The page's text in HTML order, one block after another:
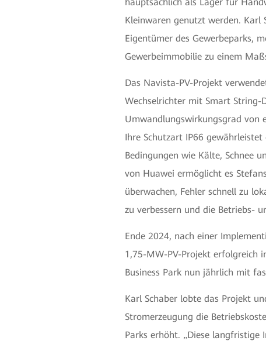
Kleinwaren genutzt werden. Karl
Eigentümer des Gewerbeparks,
Gewerbeimmobilie zu einem
Das Navista-PV-Projekt
Wechselrichter mit Smart String-
Umwandlungswirkungsgrad von
Ihre Schutzart IP66
Bedingungen wie Kälte, Schnee
von Huawei ermöglicht es
überwachen, Fehler schnell zu
zu verbessern und die Betriebs-
Ende 2024, nach einer
1,75-MW-PV-Projekt erfolgreich
Business Park nun jährlich mit
Karl Schaber lobte das Projekt
Stromerzeugung die
Parks erhöht. „Diese langfristige